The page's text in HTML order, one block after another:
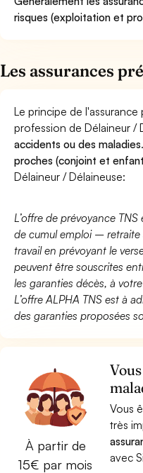
risques (exploitation et
Les assurances
Le principe de
profession de Délaineur /
accidents ou des maladies
proches (conjoint et
Délaineur / Délaineuse:
L’offre de prévoyance
de cumul emploi – retraite
travail en prévoyant le
peuvent être souscrites
les garanties décès, à
L’offre ALPHA TNS est à
des garanties proposées
À partir de
15€ par mois
Vous
très
avec